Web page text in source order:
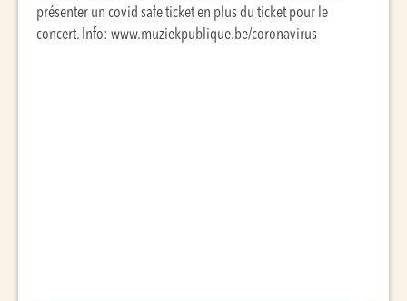
présenter un covid safe ticket en plus du ticket pour le
concert. Info: www.muziekpublique.be/coronavirus